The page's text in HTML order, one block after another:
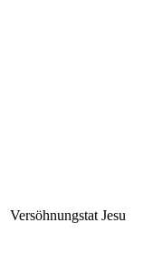
Versöhnungstat Jesu